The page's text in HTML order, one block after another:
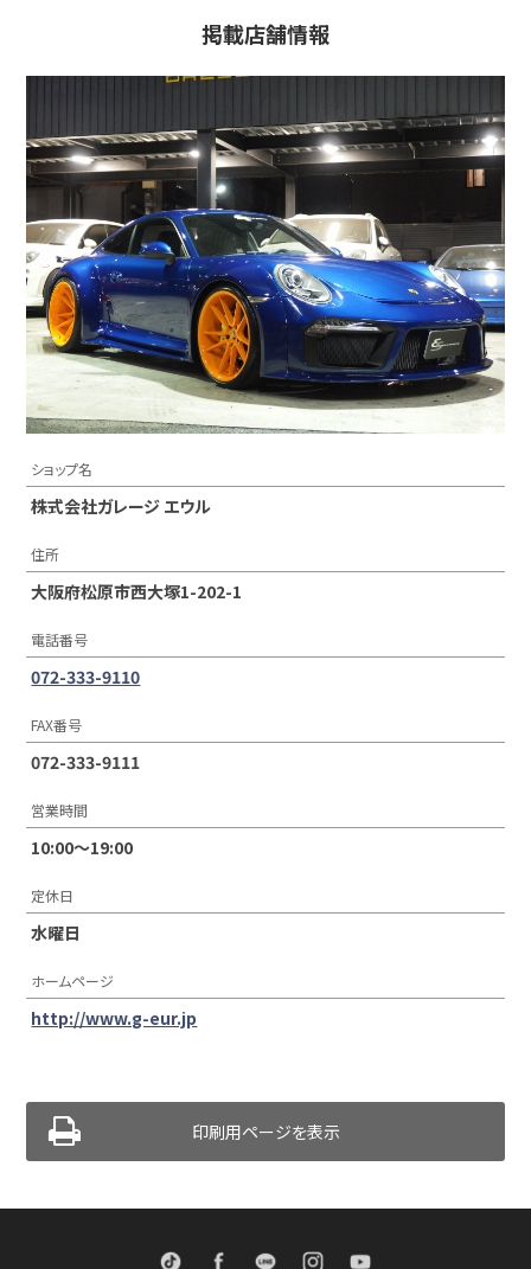
掲載店舗情報
ショップ名
株式会社ガレージ エウル
住所
大阪府松原市西大塚1-202-1
電話番号
072-333-9110
FAX番号
072-333-9111
営業時間
10:00〜19:00
定休日
水曜日
ホームページ
http://www.g-eur.jp
印刷用ページを表示
TikTok FacebookLINE